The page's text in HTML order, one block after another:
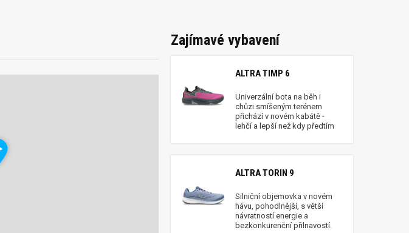
Zajímavé vybavení
ALTRA TIMP 6
Univerzální bota na běh i
chůzi smíšeným terénem
přichází v novém kabátě -
lehčí a lepší než kdy předtím
ALTRA TORIN 9
Silniční objemovka v novém
hávu, pohodlnější, s větší
návratností energie a
bezkonkurenční přilnavostí.